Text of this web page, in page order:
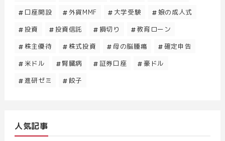
口座開設
外貨MMF 大学受験
娘の成人式
投資
投資信託 損切り
教育ローン
株主優待
株式投資 母の脳腫瘍
確定申告
米ドル
腎臓病 証券口座
豪ドル
進研ゼミ
餃子
人気記事